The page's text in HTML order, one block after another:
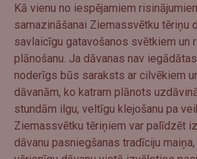
Kā vienu no iespējamiem
samazināšanai Ziemassvētku tēriņu
savlaicīgu gatavošanos svētkiem un
plānošanu. Ja dāvanas nav
noderīgs būs saraksts ar cilvēkiem
dāvanām, ko katram plānots
stundām ilgu, veltīgu klejošanu pa
Ziemassvētku tēriņiem var palīdzēt
dāvanu pasniegšanas tradīciju